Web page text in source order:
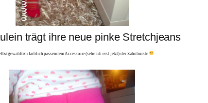
trägt ihre neue pinke Stretchjeans
farblich passendem Accessoire (sehe ich erst jetzt) der Zahnbürste